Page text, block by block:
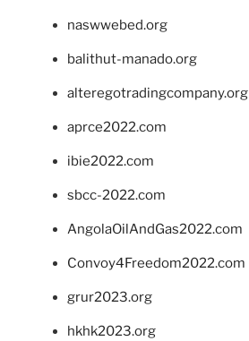
naswwebed.org
balithut-manado.org
alteregotradingcompany.org
aprce2022.com
ibie2022.com
sbcc-2022.com
AngolaOilAndGas2022.com
Convoy4Freedom2022.com
grur2023.org
hkhk2023.org